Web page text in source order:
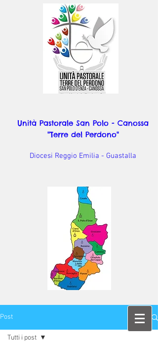
Unità Pastorale San Polo - Canossa
"Terre del Perdono"
Diocesi Reggio Emilia - Guastalla
Post
Tutti i post